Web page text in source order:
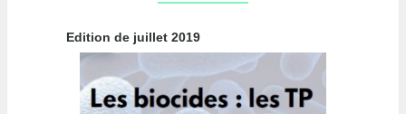
Edition de juillet 2019